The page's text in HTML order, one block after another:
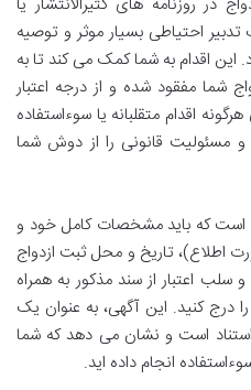
احتیاطی بسیار موثر و توصیه
اقدام به شما کمک می کند تا به
شما مفقود شده و از درجه اعتبار
اقدام متقلبانه یا سوءاستفاده
و مسئولیت قانونی را از دوش شما
که باید مشخصات کامل خود و
اطلاع)، تاریخ و محل ثبت ازدواج
سلب اعتبار از سند مذکور به همراه
درج کنید. این آگهی، به عنوان یک
است و نشان می دهد که شما
انجام داده اید.